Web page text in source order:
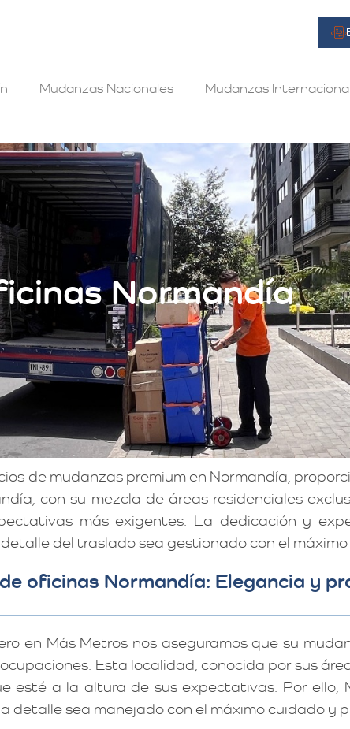
Mudanzas Nacionales Mudanzas
Normandía
de mudanzas premium en Normandía,
con su mezcla de áreas residenciales
más exigentes. La dedicación y
del traslado sea gestionado con el
oficinas Normandía: Elegancia y
en Más Metros nos aseguramos que su
Esta localidad, conocida por sus
esté a la altura de sus expectativas. Por ello,
sea manejado con el máximo cuidado y